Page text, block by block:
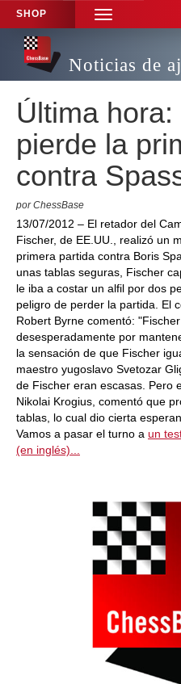
SHOP
TOGGLE
NAVIGATION
Noticias de
Última
pierde la
contra
por ChessBase
13/07/2012 – El retador del
Fischer, de EE.UU., realizó un
primera partida contra Boris
unas tablas seguras, Fischer
le iba a costar un alfil por dos
peligro de perder la partida. El
Robert Byrne comentó:
desesperadamente por
la sensación de que Fischer
maestro yugoslavo Svetozar
de Fischer eran escasas. Pero
Nikolai Krogius, comentó que
tablas, lo cual dio cierta
Vamos a pasar el turno a un
(en inglés)...